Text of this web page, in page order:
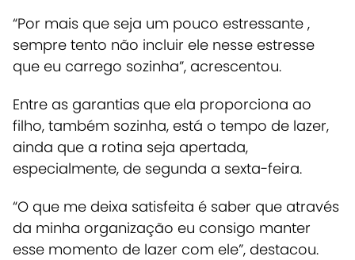
“Por mais que seja um pouco estressante ,
sempre tento não incluir ele nesse estresse
que eu carrego sozinha”, acrescentou.
Entre as garantias que ela proporciona ao
filho, também sozinha, está o tempo de lazer,
ainda que a rotina seja apertada,
especialmente, de segunda a sexta-feira.
“O que me deixa satisfeita é saber que através
da minha organização eu consigo manter
esse momento de lazer com ele”, destacou.